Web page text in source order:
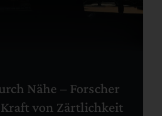
Nähe – Forscher
von Zärtlichkeit